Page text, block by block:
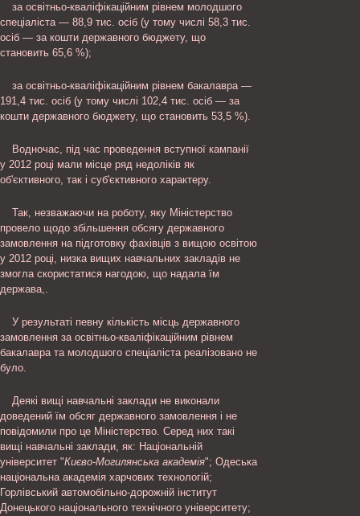
за освітньо-кваліфікаційним рівнем молодшого
спеціаліста — 88,9 тис. осіб (у тому числі 58,3 тис.
осіб — за кошти державного бюджету, що
становить 65,6 %);
за освітньо-кваліфікаційним рівнем бакалавра —
191,4 тис. осіб (у тому числі 102,4 тис. осіб — за
кошти державного бюджету, що становить 53,5 %).
Водночас, під час проведення вступної кампанії
у 2012 році мали місце ряд недоліків як
об'єктивного, так і суб'єктивного характеру.
Так, незважаючи на роботу, яку Міністерство
провело щодо збільшення обсягу державного
замовлення на підготовку фахівців з вищою освітою
у 2012 році, низка вищих навчальних закладів не
змогла скористатися нагодою, що надала їм
держава,.
У результаті певну кількість місць державного
замовлення за освітньо-кваліфікаційним рівнем
бакалавра та молодшого спеціаліста реалізовано не
було.
Деякі вищі навчальні заклади не виконали
доведений їм обсяг державного замовлення і не
повідомили про це Міністерство. Серед них такі
вищі навчальні заклади, як: Національній
університет "Києво-Могилянська академія"; Одеська
національна академія харчових технологій;
Горлівський автомобільно-дорожній інститут
Донецького національного технічного університету;